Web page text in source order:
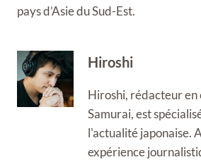
pays d’Asie du Sud-Est.
Hiroshi
Hiroshi, rédacteur en
Samurai, est
l'actualité japonaise.
expérience